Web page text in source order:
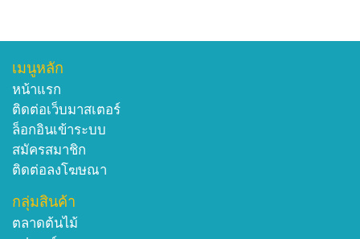
เมนูหลัก
หน้าแรก
ติดต่อเว็บมาสเตอร์
ล็อกอินเข้าระบบ
สมัครสมาชิก
ติดต่อลงโฆษณา
กลุ่มสินค้า
ตลาดต้นไม้